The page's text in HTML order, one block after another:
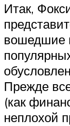
Итак,
вошедшие
Прежде
(как
неплохой